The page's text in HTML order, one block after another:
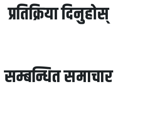
प्रतिक्रिया दिनुहोस्
सम्बन्धित समाचार